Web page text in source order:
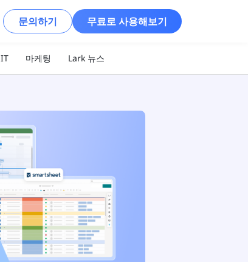
문의하기 무료로 사용해보기
마케팅 Lark 뉴스